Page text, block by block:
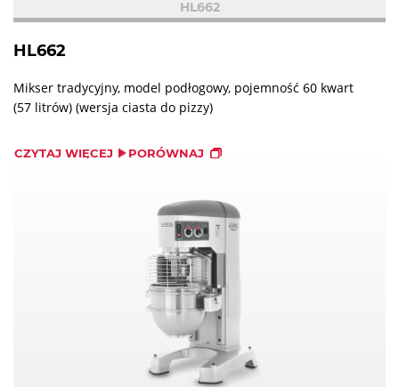
HL662
HL662
Mikser tradycyjny, model podłogowy, pojemność 60 kwart
(57 litrów) (wersja ciasta do pizzy)
CZYTAJ WIĘCEJ PORÓWNAJ